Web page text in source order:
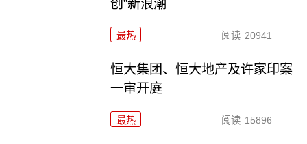
创”新浪潮
最热 阅读 20941
恒大集团、恒大地产及许家印案
一审开庭
最热 阅读 15896